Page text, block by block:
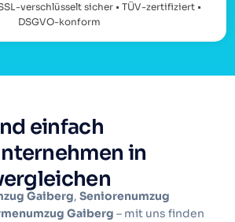
verschlüsselt sicher • TÜV-zertifiziert •
DSGVO-konform
einfach
in
Gaiberg,Seniorenumzug
Gaiberg – mit uns finden